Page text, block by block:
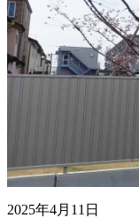
2025年4月11日